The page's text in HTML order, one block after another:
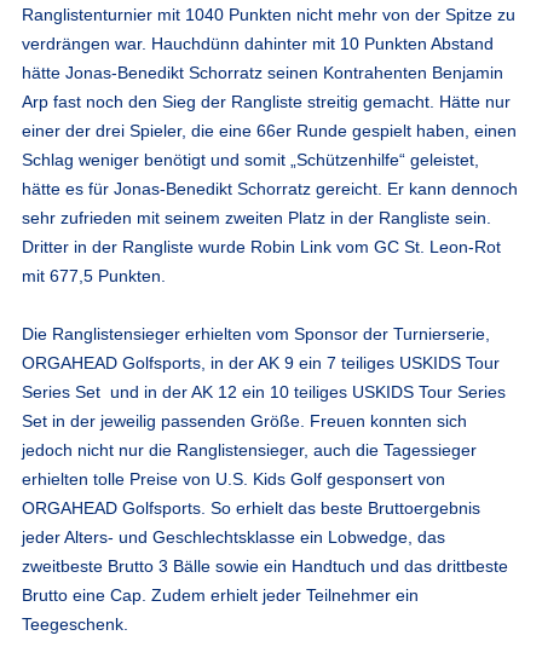
Ranglistenturnier mit 1040 Punkten nicht mehr von der Spitze zu
verdrängen war. Hauchdünn dahinter mit 10 Punkten Abstand
hätte Jonas-Benedikt Schorratz seinen Kontrahenten Benjamin
Arp fast noch den Sieg der Rangliste streitig gemacht. Hätte nur
einer der drei Spieler, die eine 66er Runde gespielt haben, einen
Schlag weniger benötigt und somit „Schützenhilfe“ geleistet,
hätte es für Jonas-Benedikt Schorratz gereicht. Er kann dennoch
sehr zufrieden mit seinem zweiten Platz in der Rangliste sein.
Dritter in der Rangliste wurde Robin Link vom GC St. Leon-Rot
mit 677,5 Punkten.
Die Ranglistensieger erhielten vom Sponsor der Turnierserie,
ORGAHEAD Golfsports, in der AK 9 ein 7 teiliges USKIDS Tour
Series Set und in der AK 12 ein 10 teiliges USKIDS Tour Series
Set in der jeweilig passenden Größe. Freuen konnten sich
jedoch nicht nur die Ranglistensieger, auch die Tagessieger
erhielten tolle Preise von U.S. Kids Golf gesponsert von
ORGAHEAD Golfsports. So erhielt das beste Bruttoergebnis
jeder Alters- und Geschlechtsklasse ein Lobwedge, das
zweitbeste Brutto 3 Bälle sowie ein Handtuch und das drittbeste
Brutto eine Cap. Zudem erhielt jeder Teilnehmer ein
Teegeschenk.